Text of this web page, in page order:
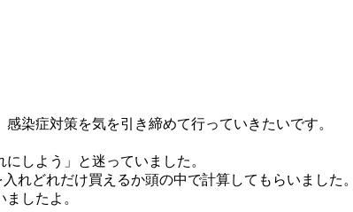
染症対策を気を引き締めて行っていきたいです。
しよう」と迷っていました。
れどれだけ買えるか頭の中で計算してもらいました。
したよ。